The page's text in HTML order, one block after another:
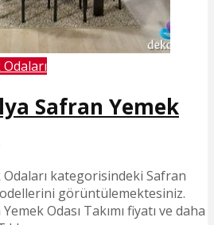
Safran Yemek
kategorisindeki Safran
görüntülemektesiniz.
Odası Takımı fiyatı ve daha